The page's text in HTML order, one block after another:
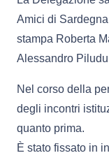
Amici di
stampa Roberta
Alessandro
Nel corso della
degli incontri
quanto prima.
È stato fissato in